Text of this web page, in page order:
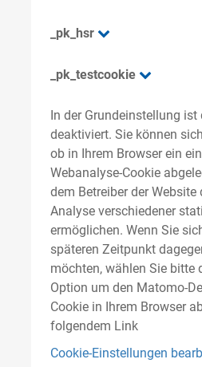
_pk_hsr
_pk_testcookie
In der Grundeinstellung ist
deaktiviert. Sie können
ob in Ihrem Browser ein
Webanalyse-Cookie
dem Betreiber der
Analyse verschiedener
ermöglichen. Wenn Sie
späteren Zeitpunkt
möchten, wählen Sie bitte
Option um den Matomo-
Cookie in Ihrem Browser
folgendem Link
Cookie-Einstellungen